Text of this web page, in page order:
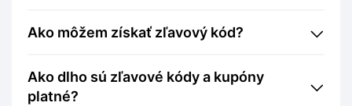
Ako môžem získať zľavový kód?
Ako dlho sú zľavové kódy a kupóny
platné?